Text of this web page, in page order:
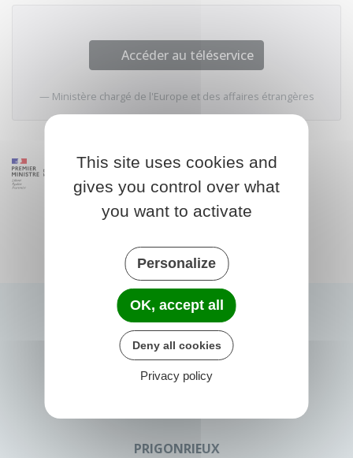
Accéder au téléservice
Ministère chargé de l'Europe et des affaires étrangères
PRIGONRIEUX
This site uses cookies and
gives you control over what
you want to activate
Personalize
OK, accept all
Deny all cookies
Privacy policy